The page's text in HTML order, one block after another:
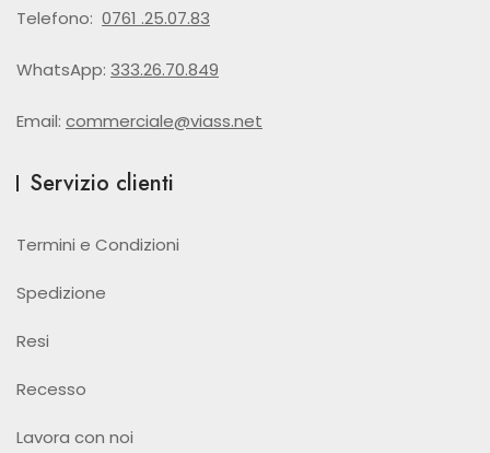
Telefono: 0761 .25.07.83
WhatsApp: 333.26.70.849
Email: commerciale@viass.net
Servizio clienti
Termini e Condizioni
Spedizione
Resi
Recesso
Lavora con noi